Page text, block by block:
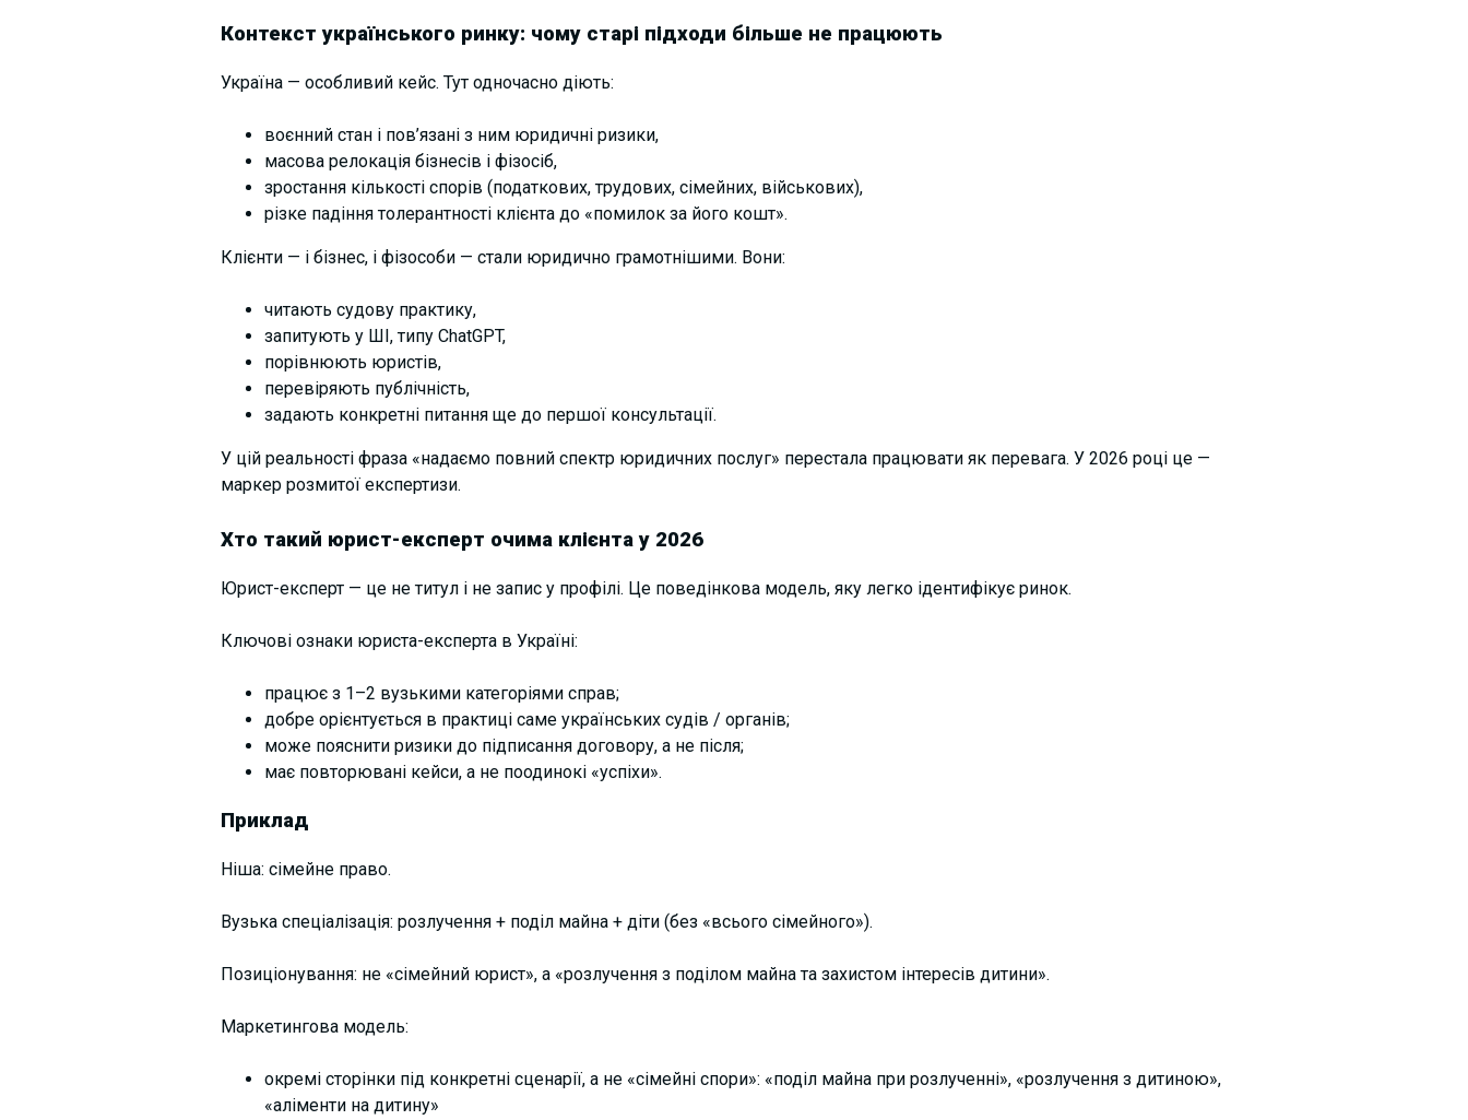
Контекст українського ринку: чому старі підходи більше не працюють
Україна — особливий кейс. Тут одночасно діють:
воєнний стан і пов’язані з ним юридичні ризики,
масова релокація бізнесів і фізосіб,
зростання кількості спорів (податкових, трудових, сімейних,військових),
різке падіння толерантності клієнта до «помилок за його кошт».
Клієнти — і бізнес, і фізособи — стали юридично грамотнішими. Вони:
читають судову практику,
запитують у ШІ, типу ChatGPT,
порівнюють юристів,
перевіряють публічність,
задають конкретні питанняще до першої консультації.
У цій реальності фраза «надаємо повний спектр юридичних послуг» перестала працювати як перевага. У 2026 році це —
маркер розмитої експертизи.
Хто такий юрист-експерт очима клієнта у 2026
Юрист-експерт — це не титул і не запис у профілі. Це поведінкова модель, яку легко ідентифікує ринок.
Ключові ознаки юриста-експерта в Україні:
працює з 1–2 вузькими категоріями справ;
добре орієнтується в практиці саме українських судів / органів;
може пояснити ризики до підписання договору, а не після;
має повторювані кейси, а не поодинокі «успіхи».
Приклад
Ніша: сімейне право.
Вузька спеціалізація: розлучення + поділ майна + діти (без «всього сімейного»).
Позиціонування: не «сімейний юрист», а «розлучення з поділом майна тазахистом інтересів дитини».
Маркетингова модель:
окремі сторінки під конкретні сценарії, а не «сімейні спори»: «поділ майнапри розлученні», «розлучення з дитиною»,
«аліменти на дитину»